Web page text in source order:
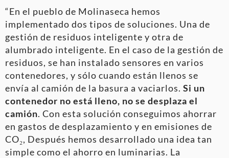
“En el pueblo de Molinaseca hemos
implementado dos tipos de soluciones. Una de
gestión de residuos inteligente y otra de
alumbrado inteligente. En el caso de la gestión de
residuos, se han instalado sensores en varios
contenedores, y sólo cuando están llenos se
envía al camión de la basura a vaciarlos. Si un
contenedor no está lleno, no se desplaza el
camión. Con esta solución conseguimos ahorrar
en gastos de desplazamiento y en emisiones de
CO₂, Después hemos desarrollado una idea tan
simple como el ahorro en luminarias. La